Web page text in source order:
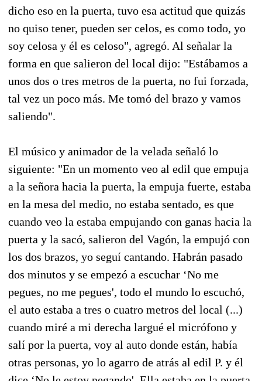
dicho eso en la puerta, tuvo esa actitud que quizás
no quiso tener, pueden ser celos, es como todo, yo
soy celosa y él es celoso", agregó. Al señalar la
forma en que salieron del local dijo: "Estábamos a
unos dos o tres metros de la puerta, no fui forzada,
tal vez un poco más. Me tomó del brazo y vamos
saliendo".
El músico y animador de la velada señaló lo
siguiente: "En un momento veo al edil que empuja
a la señora hacia la puerta, la empuja fuerte, estaba
en la mesa del medio, no estaba sentado, es que
cuando veo la estaba empujando con ganas hacia la
puerta y la sacó, salieron del Vagón, la empujó con
los dos brazos, yo seguí cantando. Habrán pasado
dos minutos y se empezó a escuchar ‘No me
pegues, no me pegues', todo el mundo lo escuchó,
el auto estaba a tres o cuatro metros del local (...)
cuando miré a mi derecha largué el micrófono y
salí por la puerta, voy al auto donde están, había
otras personas, yo lo agarro de atrás al edil P. y él